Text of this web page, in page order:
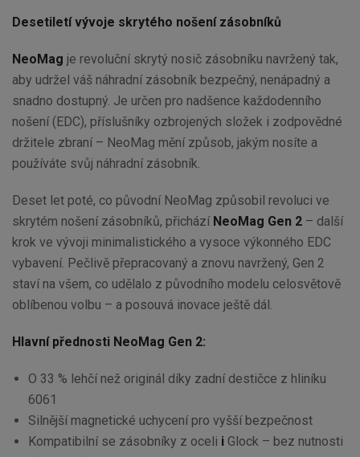
Desetiletí vývoje skrytého nošení zásobníků
NeoMag je revoluční skrytý nosič zásobníku navržený tak,
aby udržel váš náhradní zásobník bezpečný, nenápadný a
snadno dostupný. Je určen pro nadšence každodenního
nošení (EDC), příslušníky ozbrojených složek i zodpovědné
držitele zbraní – NeoMag mění způsob, jakým nosíte a
používáte svůj náhradní zásobník.
Deset let poté, co původní NeoMag způsobil revoluci ve
skrytém nošení zásobníků, přichází NeoMag Gen 2 – další
krok ve vývoji minimalistického a vysoce výkonného EDC
vybavení. Pečlivě přepracovaný a znovu navržený, Gen 2
staví na všem, co udělalo z původního modelu celosvětově
oblíbenou volbu – a posouvá inovace ještě dál.
Hlavní přednosti NeoMag Gen 2:
O 33 % lehčí než originál díky zadní destičce z hliníku
6061
Silnější magnetické uchycení pro vyšší bezpečnost
Kompatibilní se zásobníky z oceli i Glock – bez nutnosti